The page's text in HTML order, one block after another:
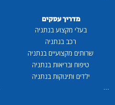
מדריך עסקים
בעלי מקצוע בנתניה
רכב בנתניה
שרותים מקצועיים בנתניה
טיפוח ובריאות בנתניה
ילדים ותינוקות בנתניה
...